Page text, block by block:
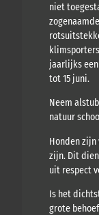
niet
jaarlijks
tot 15 juni.
Neem
natuur
Honden
zijn. Dit
uit respect
Is het
grote